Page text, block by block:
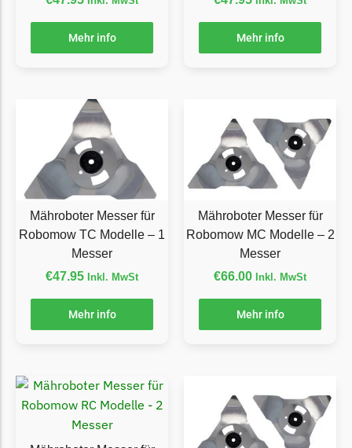
McCulloch
Begrenzungsdraht
Medion Messer
Begrenzungsdraht
Mountfield
Mountfield Messer
Mowox
Begrenzungsdraht
NAC
NAC Messer
Mehr info Mehr info
Mähroboter Messer für
Robomow TC Modelle – 1
Messer
€47.95 Inkl. MwSt
Mehr info
Mähroboter Messer für
Robomow MC Modelle – 2
Messer
€66.00 Inkl. MwSt
Mehr info